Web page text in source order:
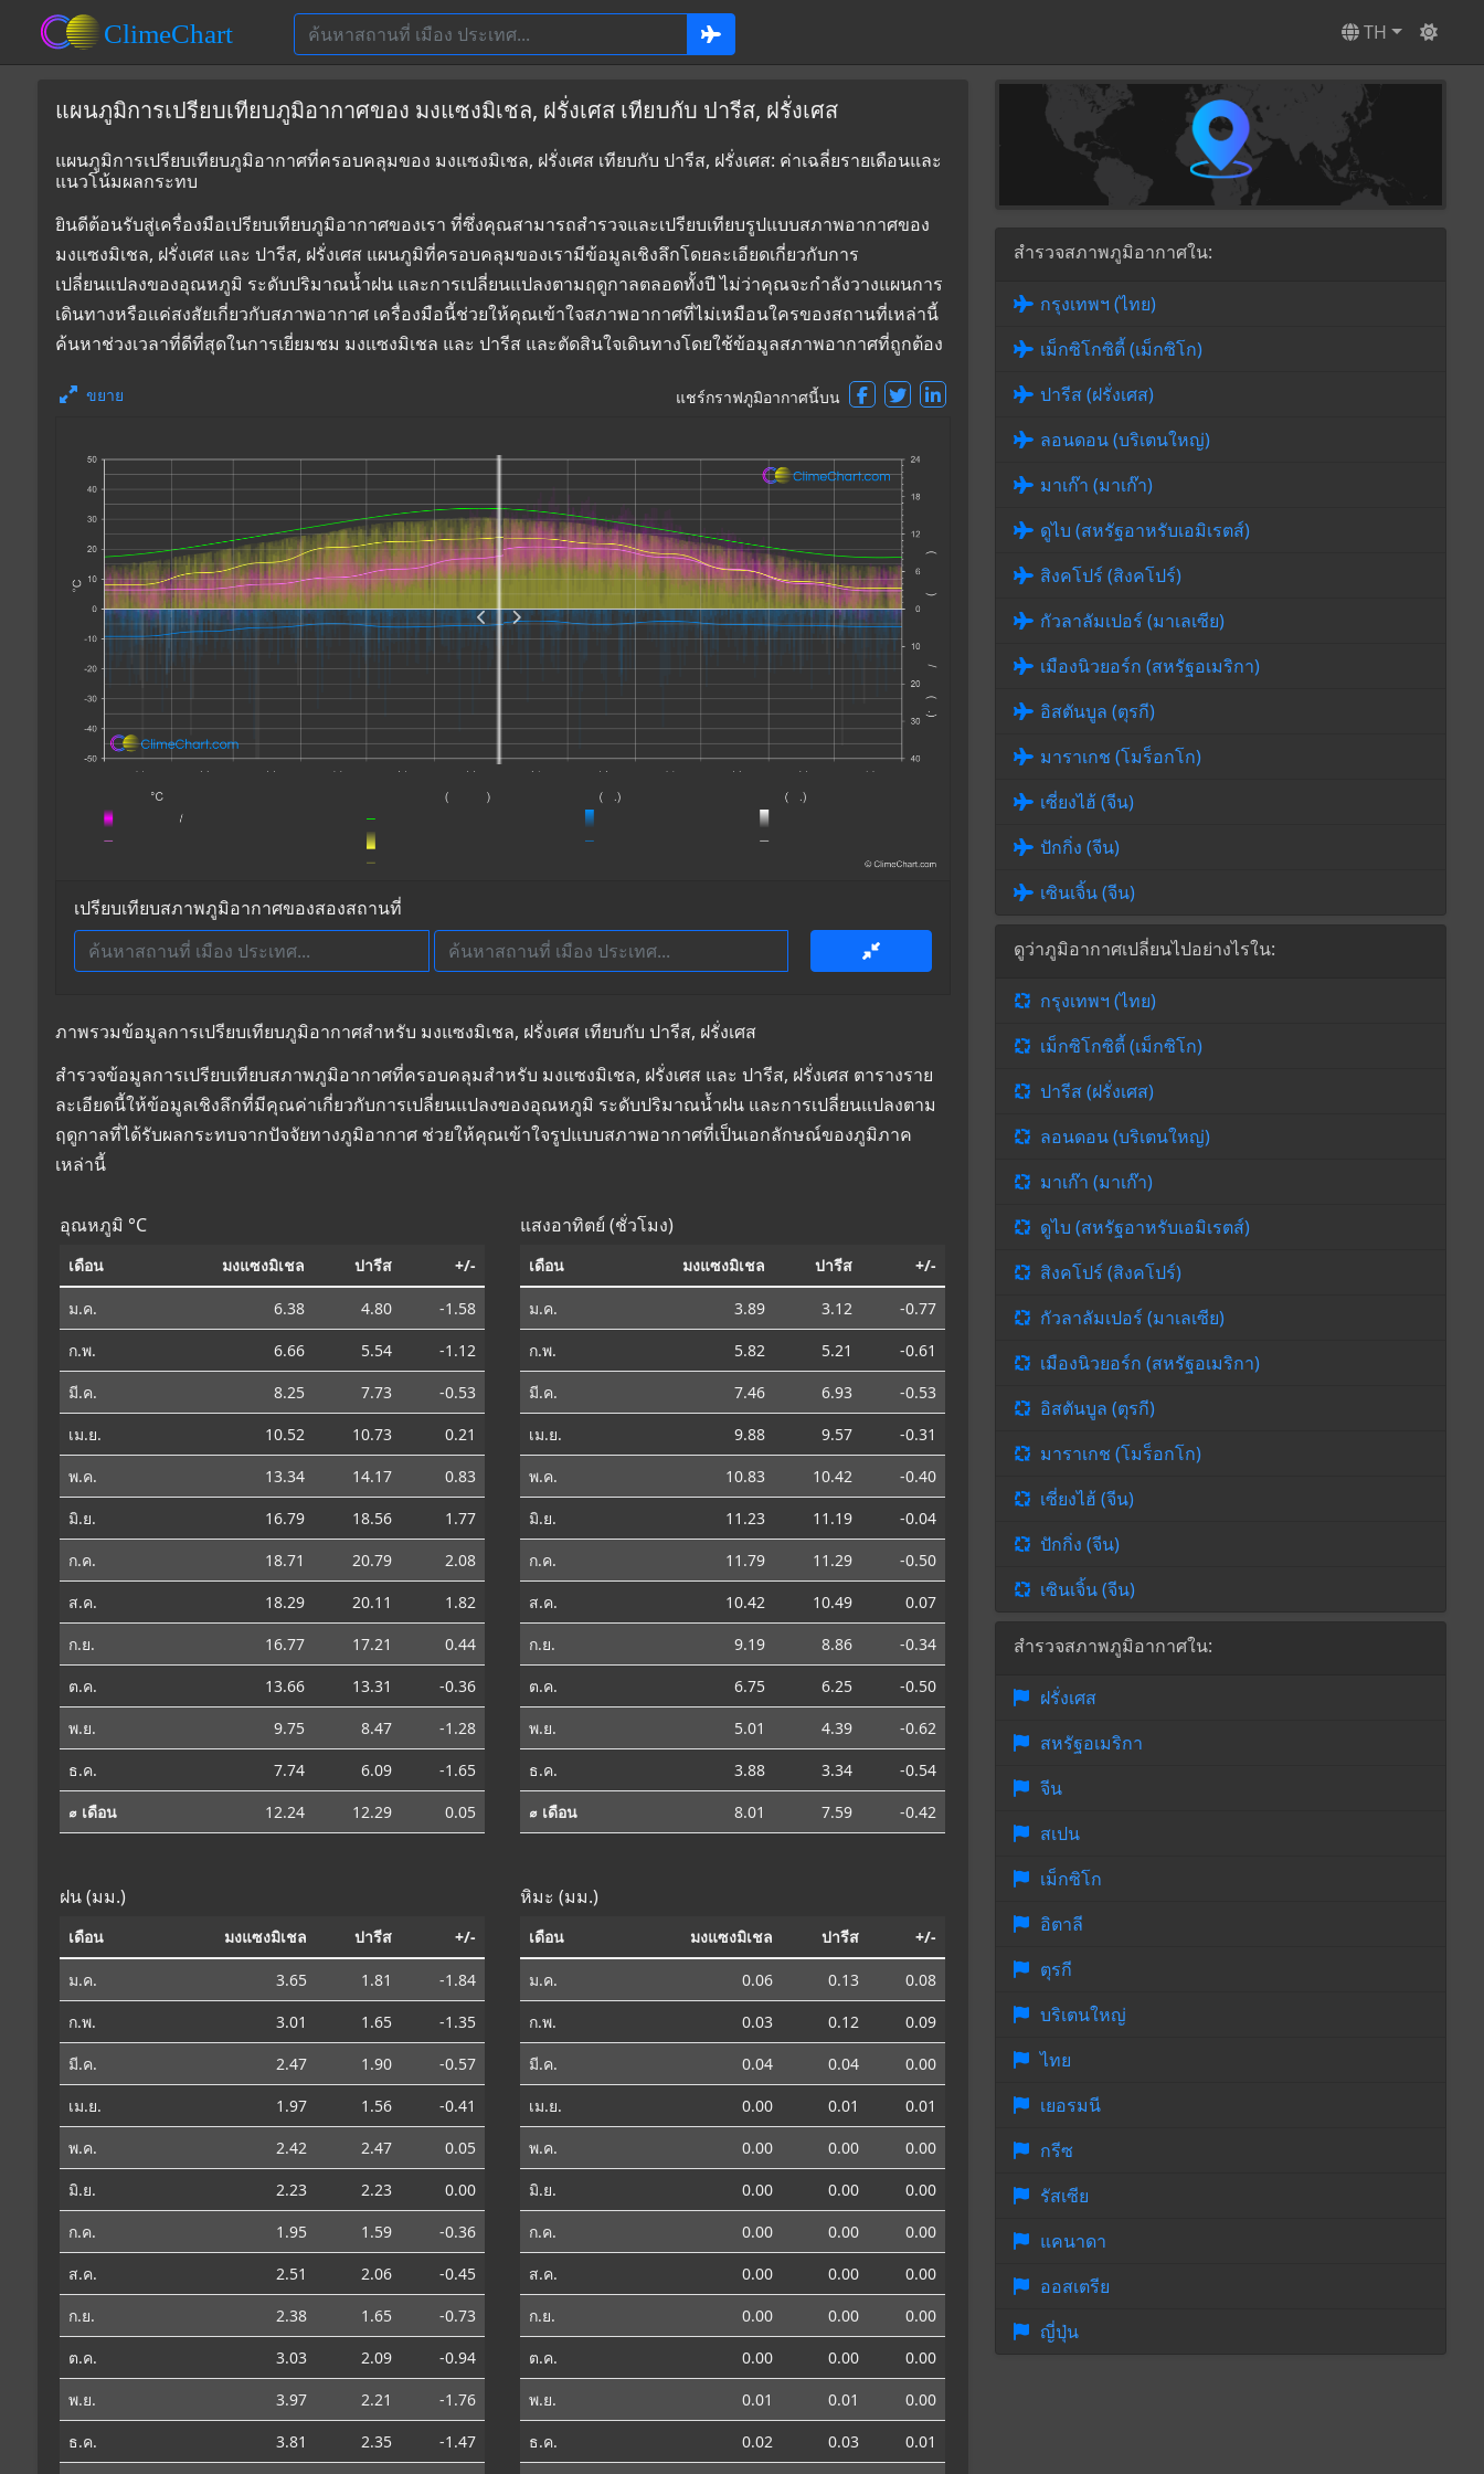
TH
แผนภูมิการเปรียบเทียบภูมิอากาศของ มงแซงมิเชล, ฝรั่งเศส เทียบกับ ปารีส, ฝรั่งเศส
แผนภูมิการเปรียบเทียบภูมิอากาศที่ครอบคลุมของ มงแซงมิเชล, ฝรั่งเศส เทียบกับ ปารีส, ฝรั่งเศส: ค่าเฉลี่ยรายเดือนและ
แนวโน้มผลกระทบ
ยินดีต้อนรับสู่เครื่องมือเปรียบเทียบภูมิอากาศของเรา ที่ซึ่งคุณสามารถสำรวจและเปรียบเทียบรูปแบบสภาพอากาศของ
มงแซงมิเชล, ฝรั่งเศส และ ปารีส, ฝรั่งเศส แผนภูมิที่ครอบคลุมของเรามีข้อมูลเชิงลึกโดยละเอียดเกี่ยวกับการ
เปลี่ยนแปลงของอุณหภูมิ ระดับปริมาณน้ำฝน และการเปลี่ยนแปลงตามฤดูกาลตลอดทั้งปี ไม่ว่าคุณจะกำลังวางแผนการ
เดินทางหรือแค่สงสัยเกี่ยวกับสภาพอากาศ เครื่องมือนี้ช่วยให้คุณเข้าใจสภาพอากาศที่ไม่เหมือนใครของสถานที่เหล่านี้
ค้นหาช่วงเวลาที่ดีที่สุดในการเยี่ยมชม มงแซงมิเชล และ ปารีส และตัดสินใจเดินทางโดยใช้ข้อมูลสภาพอากาศที่ถูกต้อง
ขยาย แชร์กราฟภูมิอากาศนี้บน
เปรียบเทียบสภาพภูมิอากาศของสองสถานที่
ภาพรวมข้อมูลการเปรียบเทียบภูมิอากาศสำหรับ มงแซงมิเชล, ฝรั่งเศส เทียบกับ ปารีส, ฝรั่งเศส
สำรวจข้อมูลการเปรียบเทียบสภาพภูมิอากาศที่ครอบคลุมสำหรับ มงแซงมิเชล, ฝรั่งเศส และ ปารีส, ฝรั่งเศส ตารางราย
ละเอียดนี้ให้ข้อมูลเชิงลึกที่มีคุณค่าเกี่ยวกับการเปลี่ยนแปลงของอุณหภูมิ ระดับปริมาณน้ำฝน และการเปลี่ยนแปลงตาม
ฤดูกาลที่ได้รับผลกระทบจากปัจจัยทางภูมิอากาศ ช่วยให้คุณเข้าใจรูปแบบสภาพอากาศที่เป็นเอกลักษณ์ของภูมิภาค
เหล่านี้
อุณหภูมิ °C
เดือน มงแซงมิเชล ปารีส +/-
ม.ค. 6.38 4.80
-1.58
ก.พ.
6.66 5.54
-1.12
มี.ค.
8.25 7.73
-0.53
เม.ย.
10.52 10.73
0.21
พ.ค.
13.34 14.17
0.83
มิ.ย.
16.79 18.56
1.77
ก.ค.
18.71 20.79
2.08
ส.ค.
18.29 20.11
1.82
ก.ย.
16.77 17.21
0.44
ต.ค.
13.66 13.31
-0.36
พ.ย.
9.75 8.47
-1.28
ธ.ค.
7.74 6.09
-1.65
⌀ เดือน
12.24 12.29 0.05
แสงอาทิตย์ (ชั่วโมง)
เดือน มงแซงมิเชล ปารีส +/-
ม.ค. 3.89 3.12
-0.77
ก.พ.
5.82 5.21
-0.61
มี.ค.
7.46 6.93
-0.53
เม.ย.
9.88 9.57
-0.31
พ.ค.
10.83 10.42
-0.40
มิ.ย.
11.23 11.19
-0.04
ก.ค.
11.79 11.29
-0.50
ส.ค.
10.42 10.49
0.07
ก.ย.
9.19 8.86
-0.34
ต.ค.
6.75 6.25
-0.50
พ.ย.
5.01 4.39
-0.62
ธ.ค.
3.88 3.34
-0.54
⌀ เดือน
8.01 7.59 -0.42
ฝน (มม.)
เดือน มงแซงมิเชล ปารีส +/-
ม.ค. 3.65 1.81
-1.84
ก.พ.
3.01 1.65
-1.35
มี.ค.
2.47 1.90
-0.57
เม.ย.
1.97 1.56
-0.41
พ.ค.
2.42 2.47
0.05
มิ.ย.
2.23 2.23
0.00
ก.ค.
1.95 1.59
-0.36
ส.ค.
2.51 2.06
-0.45
ก.ย.
2.38 1.65
-0.73
ต.ค.
3.03 2.09
-0.94
พ.ย.
3.97 2.21
-1.76
ธ.ค.
3.81 2.35
-1.47
หิมะ (มม.)
เดือน มงแซงมิเชล ปารีส +/-
ม.ค. 0.06 0.13
0.08
ก.พ.
0.03 0.12
0.09
มี.ค.
0.04 0.04
0.00
เม.ย.
0.00 0.01
0.01
พ.ค.
0.00 0.00
0.00
มิ.ย.
0.00 0.00
0.00
ก.ค.
0.00 0.00
0.00
ส.ค.
0.00 0.00
0.00
ก.ย.
0.00 0.00
0.00
ต.ค.
0.00 0.00
0.00
พ.ย.
0.01 0.01
0.00
ธ.ค.
0.02 0.03
0.01
สำรวจสภาพภูมิอากาศใน:
กรุงเทพฯ (ไทย)
เม็กซิโกซิตี้ (เม็กซิโก)
ปารีส (ฝรั่งเศส)
ลอนดอน (บริเตนใหญ่)
มาเก๊า (มาเก๊า)
ดูไบ (สหรัฐอาหรับเอมิเรตส์)
สิงคโปร์ (สิงคโปร์)
กัวลาลัมเปอร์ (มาเลเซีย)
เมืองนิวยอร์ก (สหรัฐอเมริกา)
อิสตันบูล (ตุรกี)
มาราเกช (โมร็อกโก)
เซี่ยงไฮ้ (จีน)
ปักกิ่ง (จีน)
เซินเจิ้น (จีน)
ดูว่าภูมิอากาศเปลี่ยนไปอย่างไรใน:
กรุงเทพฯ (ไทย)
เม็กซิโกซิตี้ (เม็กซิโก)
ปารีส (ฝรั่งเศส)
ลอนดอน (บริเตนใหญ่)
มาเก๊า (มาเก๊า)
ดูไบ (สหรัฐอาหรับเอมิเรตส์)
สิงคโปร์ (สิงคโปร์)
กัวลาลัมเปอร์ (มาเลเซีย)
เมืองนิวยอร์ก (สหรัฐอเมริกา)
อิสตันบูล (ตุรกี)
มาราเกช (โมร็อกโก)
เซี่ยงไฮ้ (จีน)
ปักกิ่ง (จีน)
เซินเจิ้น (จีน)
สำรวจสภาพภูมิอากาศใน:
ฝรั่งเศส
สหรัฐอเมริกา
จีน
สเปน
เม็กซิโก
อิตาลี
ตุรกี
บริเตนใหญ่
ไทย
เยอรมนี
กรีซ
รัสเซีย
แคนาดา
ออสเตรีย
ญี่ปุ่น